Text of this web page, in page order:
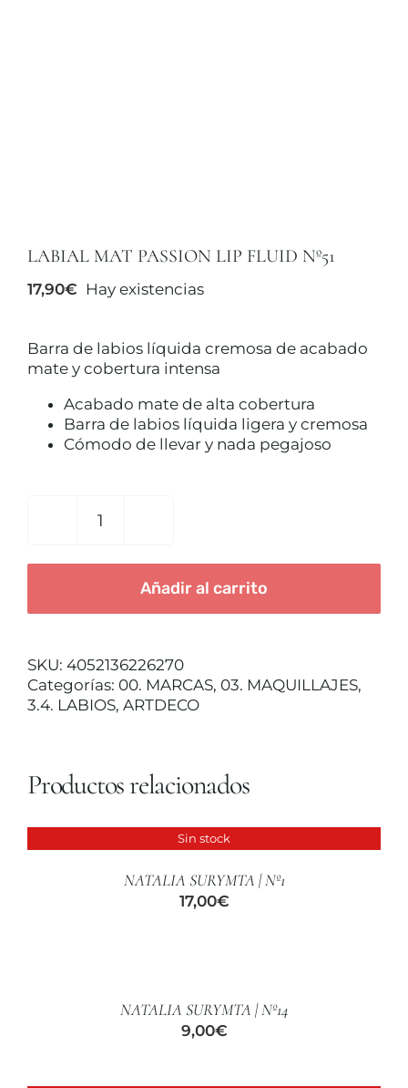
SOLAR
HOMBRE
CUIDADO CAPILAR
LABIAL MAT PASSION LIP FLUID Nº51
17,90€ Hay existencias
Barra de labios líquida cremosa de acabado
mate y cobertura intensa
Acabado mate de alta cobertura
Barra de labios líquida ligera y cremosa
Cómodo de llevar y nada pegajoso
LABIAL
PASSION
FLUID
Añadir al carrito
SKU: 4052136226270
Categorías: 00. MARCAS, 03. MAQUILLAJES,
3.4. LABIOS, ARTDECO
Productos relacionados
Sin stock
NATALIA SURYMTA | Nº1
17,00€
NATALIA SURYMTA | Nº14
9,00€